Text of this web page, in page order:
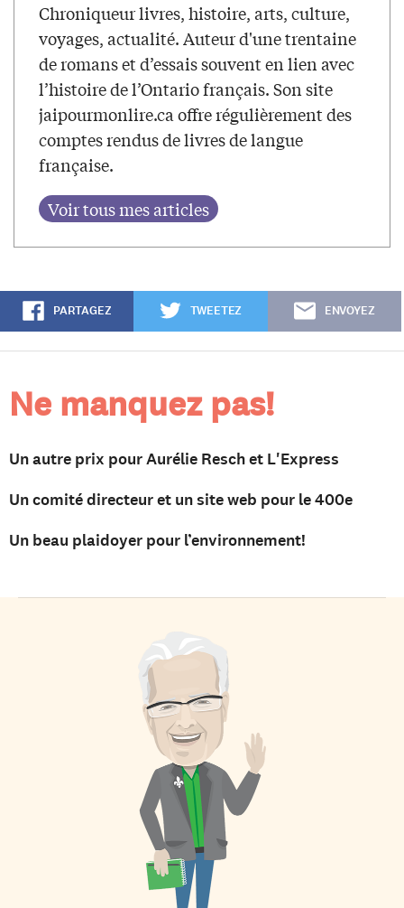
Chroniqueur livres, histoire, arts, culture,
voyages, actualité. Auteur d'une trentaine
de romans et d’essais souvent en lien avec
l’histoire de l’Ontario français. Son site
jaipourmonlire.ca offre régulièrement des
comptes rendus de livres de langue
française.
PARTAGEZ TWEETEZ ENVOYEZ
Ne manquez pas!
Un autre prix pour Aurélie Resch et L'Express
Un comité directeur et un site web pour le 400e
Un beau plaidoyer pour l’environnement!